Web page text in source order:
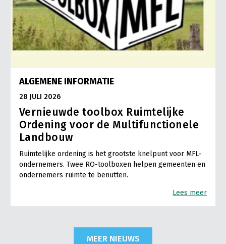
ALGEMENE INFORMATIE
28 JULI 2026
Vernieuwde toolbox Ruimtelijke
Ordening voor de Multifunctionele
Landbouw
Ruimtelijke ordening is het grootste knelpunt voor MFL-
ondernemers. Twee RO-toolboxen helpen gemeenten en
ondernemers ruimte te benutten.
Lees meer
MEER NIEUWS